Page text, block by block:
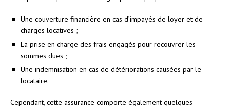
Une couverture financière en cas d’impayés de loyer et de
charges locatives ;
La prise en charge des frais engagés pour recouvrer les
sommes dues ;
Une indemnisation en cas de détériorations causées par le
locataire.
Cependant, cette assurance comporte également quelques